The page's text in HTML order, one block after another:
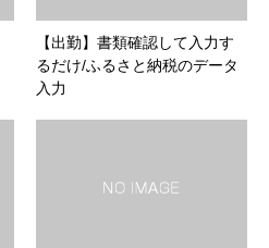
【出勤】書類確認して入力す
るだけ/ふるさと納税のデータ
入力